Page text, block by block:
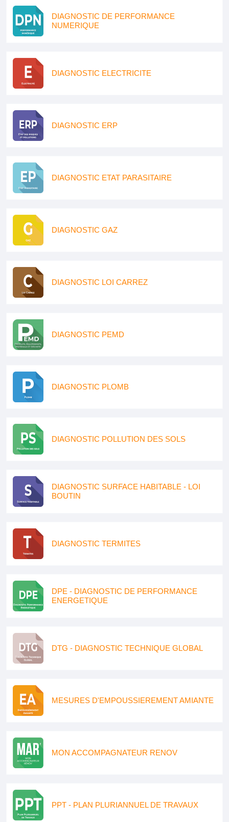
DIAGNOSTIC DE PERFORMANCE
NUMERIQUE
DIAGNOSTIC ELECTRICITE
DIAGNOSTIC ERP
DIAGNOSTIC ETAT PARASITAIRE
DIAGNOSTIC GAZ
DIAGNOSTIC LOI CARREZ
DIAGNOSTIC PEMD
DIAGNOSTIC PLOMB
DIAGNOSTIC POLLUTION DES SOLS
DIAGNOSTIC SURFACE HABITABLE - LOI
BOUTIN
DIAGNOSTIC TERMITES
DPE - DIAGNOSTIC DE PERFORMANCE
ENERGETIQUE
DTG - DIAGNOSTIC TECHNIQUE GLOBAL
MESURES D'EMPOUSSIEREMENT AMIANTE
MON ACCOMPAGNATEUR RENOV
PPT - PLAN PLURIANNUEL DE TRAVAUX